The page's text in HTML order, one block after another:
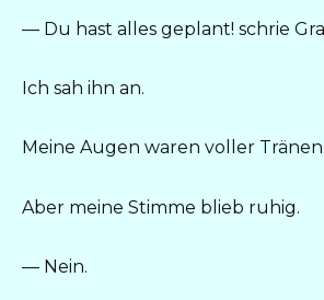
— Du hast alles geplant! schrie
Ich sah ihn an.
Meine Augen waren voller Tränen.
Aber meine Stimme blieb ruhig.
— Nein.